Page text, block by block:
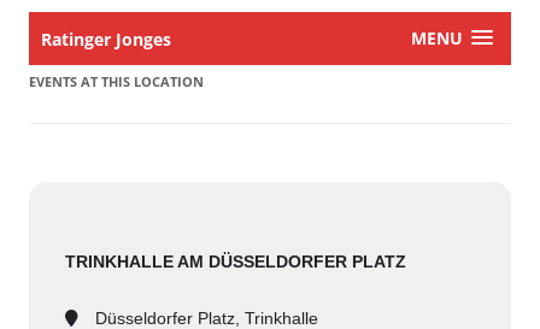
Ratinger Jonges MENU
EVENTS AT THIS LOCATION
TRINKHALLE AM DÜSSELDORFER PLATZ
Düsseldorfer Platz, Trinkhalle